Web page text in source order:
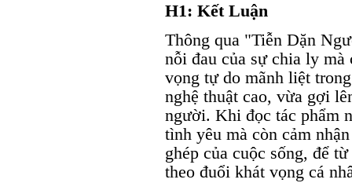
H1: Kết Luận
Thông qua "Tiễn Dặn
nỗi đau của sự chia ly
vọng tự do mãnh liệt
nghệ thuật cao, vừa gợi
người. Khi đọc tác phẩm
tình yêu mà còn cảm
ghép của cuộc sống, để
theo đuổi khát vọng cá